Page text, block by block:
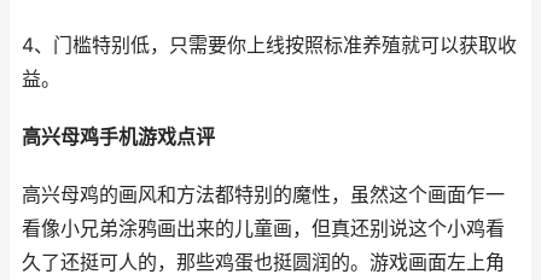
4、门槛特别低，只需要你上线按照标准养殖就可以获取收
益。
高兴母鸡手机游戏点评
高兴母鸡的画风和方法都特别的魔性，虽然这个画面乍一
看像小兄弟涂鸦画出来的儿童画，但真还别说这个小鸡看
久了还挺可人的，那些鸡蛋也挺圆润的。游戏画面左上角